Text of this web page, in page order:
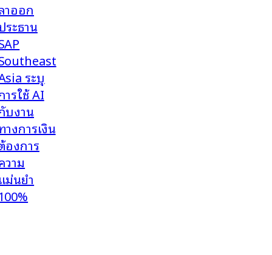
าออก
ระธาน
ระบุ
ารใช้ AI
บงาน
างการเงิน
องการ
วาม
ม่นยำ